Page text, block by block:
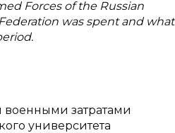
Forces of the Russian
was spent and what
военными затратами
университета